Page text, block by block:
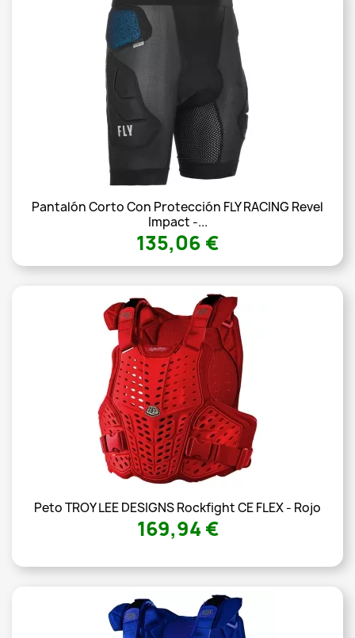
Pantalón Corto Con Protección FLY RACING Revel
Impact -...
135,06 €
Peto TROY LEE DESIGNS Rockfight CE FLEX - Rojo
169,94 €